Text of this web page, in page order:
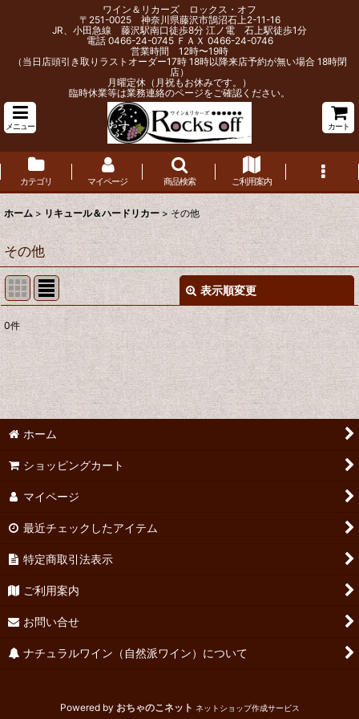
ワイン＆リカーズ ロックス・オフ
〒251-0025 神奈川県藤沢市鵠沼石上2-11-16
JR、小田急線 藤沢駅南口徒歩8分 江ノ電 石上駅徒歩1分
電話 0466-24-0745 ＦＡＸ 0466-24-0746
営業時間 12時〜19時
（当日店頭引き取りラストオーダー17時 18時以降来店予約が無い場合 18時閉
店）
月曜定休（月祝もお休みです。）
臨時休業等は業務連絡のページをご確認ください。
メニュー カート
カテゴリ マイページ 商品検索 ご利用案内
ホーム > リキュール＆ハードリカー > その他
その他
表示順変更
表示数 :
並び順 :
0件
ホーム
ショッピングカート
マイページ
最近チェックしたアイテム
特定商取引法表示
ご利用案内
お問い合せ
ナチュラルワイン（自然派ワイン）について
Powered by おちゃのこネット ネットショップ作成サービス